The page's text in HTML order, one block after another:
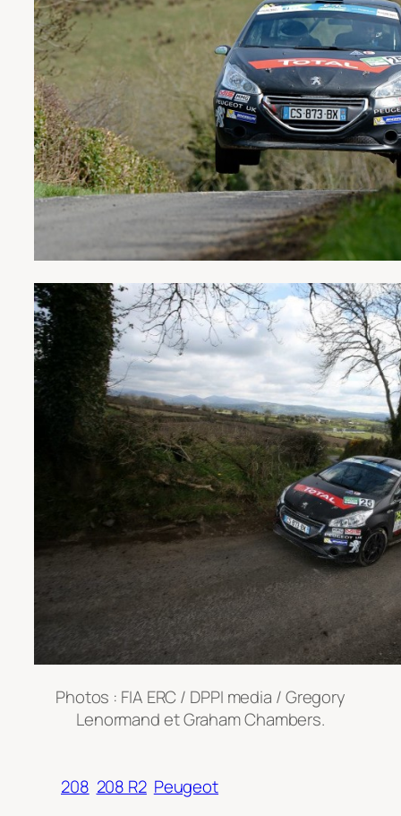
Photos : FIA ERC / DPPI media / Gregory
Lenormand et Graham Chambers.
208 208 R2 Peugeot